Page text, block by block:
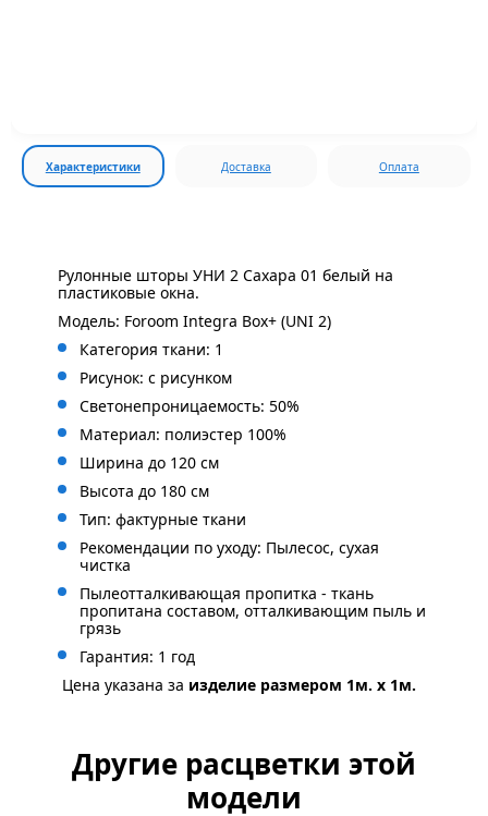
Характеристики Доставка Оплата
Рулонные шторы УНИ 2 Сахара 01 белый на
пластиковые окна.
Модель: Foroom Integra Box+ (UNI 2)
Категория ткани: 1
Рисунок: с рисунком
Светонепроницаемость: 50%
Материал: полиэстер 100%
Ширина до 120 см
Высота до 180 см
Тип: фактурные ткани
Рекомендации по уходу: Пылесос, сухая
чистка
Пылеотталкивающая пропитка - ткань
пропитана составом, отталкивающим пыль и
грязь
Гарантия: 1 год
Цена указана за изделие размером 1м. x 1м.
Другие расцветки этой
модели